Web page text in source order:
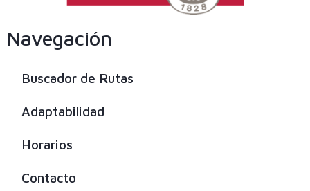
Navegación
Buscador de Rutas
Adaptabilidad
Horarios
Contacto